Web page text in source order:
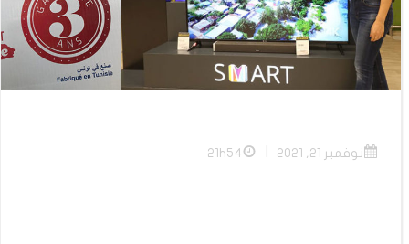
نوفمبر 21, 2021 21h54